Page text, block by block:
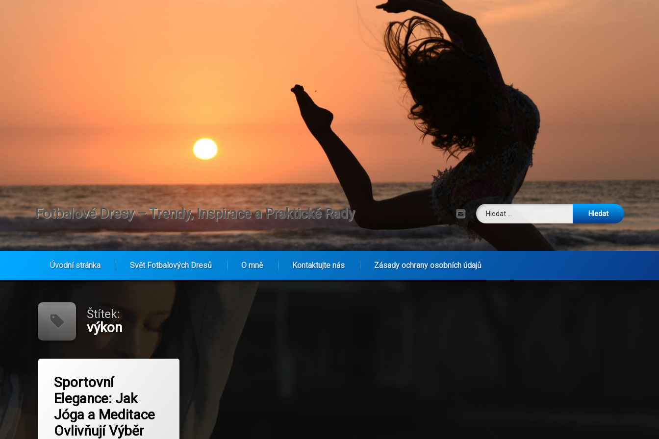
Fotbalové Dresy – Trendy, Inspirace a Praktické Rady Tel: E-mail
Vyhledávání
Úvodní stránka Svět Fotbalových Dresů O mně Kontaktujte nás Zásady ochrany osobních údajů
Štítek:
výkon
Sportovní
Elegance: Jak
Jóga a Meditace
Ovlivňují Výběr
duševní pohoda
Fitness
Jóga
na Sportovní Elegance: Jak Jóga a Meditace Ovlivňují Výběr Fotbalových Dresů a Tréninkové Stylu